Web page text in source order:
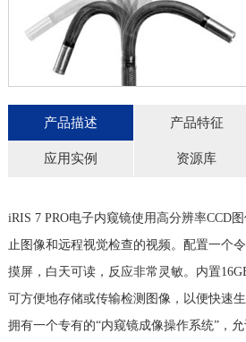
产品描述 产品特征
应用实例 资源库
iRIS 7 PRO电子内窥镜使用高分辨率CCD
止图像和远程视觉检查的视频。配置一个
摸屏，白天可读，反应非常灵敏。内置
可方便地存储或传输检测图像，以便快速
拥有一个专有的“内窥镜成像操作系统”，